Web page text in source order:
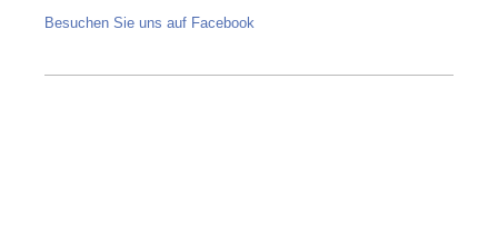
Besuchen Sie uns auf Facebook